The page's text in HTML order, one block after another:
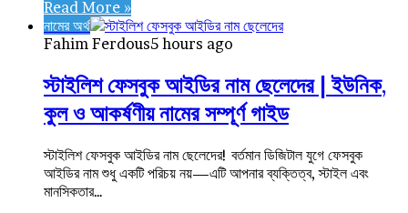
Read More »
নামের অর্থ
Fahim Ferdous5 hours ago
স্টাইলিশ ফেসবুক আইডির নাম ছেলেদের | ইউনিক,
কুল ও আকর্ষণীয় নামের সম্পূর্ণ গাইড
স্টাইলিশ ফেসবুক আইডির নাম ছেলেদের! বর্তমান ডিজিটাল যুগে ফেসবুক
আইডির নাম শুধু একটি পরিচয় নয়—এটি আপনার ব্যক্তিত্ব, স্টাইল এবং
মানসিকতার…